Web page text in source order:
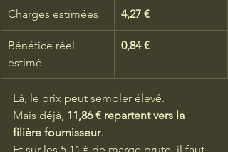
Charges estimées 4,27 €
Bénéfice réel
estimé
0,84 €
Là, le prix peut sembler élevé.
Mais déjà, 11,86 € repartent vers la
filière fournisseur.